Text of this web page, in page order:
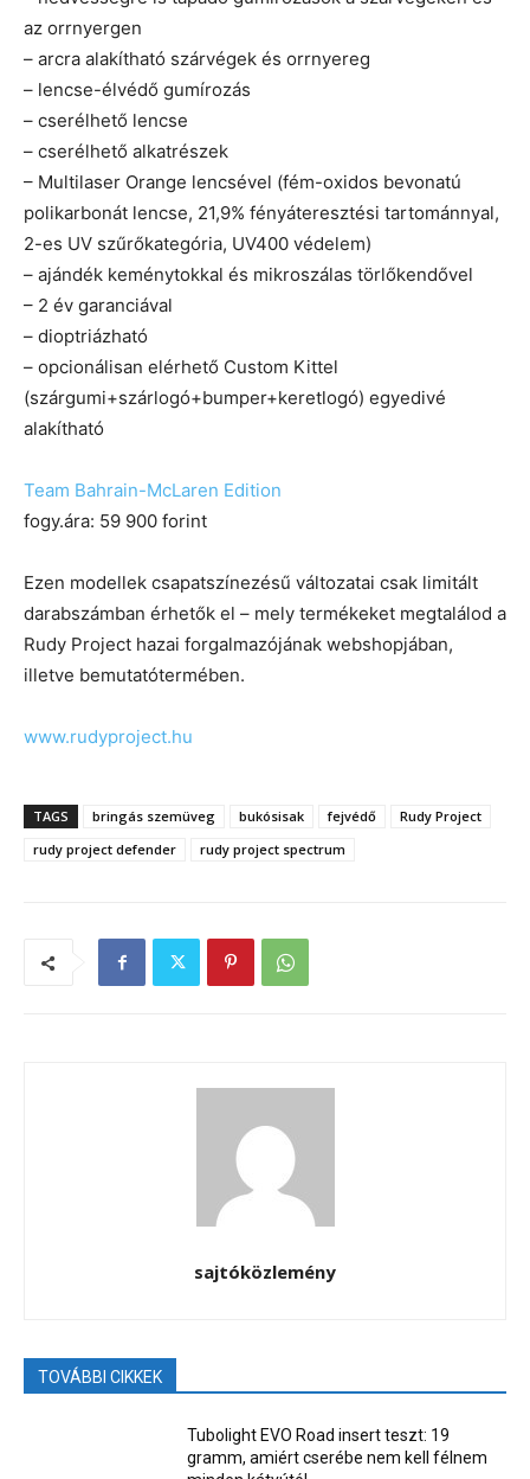
az orrnyergen
– arcra alakítható szárvégek és orrnyereg
– lencse-élvédő gumírozás
– cserélhető lencse
– cserélhető alkatrészek
– Multilaser Orange lencsével (fém-oxidos bevonatú
polikarbonát lencse, 21,9% fényáteresztési tartománnyal,
2-es UV szűrőkategória, UV400 védelem)
– ajándék keménytokkal és mikroszálas törlőkendővel
– 2 év garanciával
– dioptriázható
– opcionálisan elérhető Custom Kittel
(szárgumi+szárlogó+bumper+keretlogó) egyedivé
alakítható
Team Bahrain-McLaren Edition
fogy.ára: 59 900 forint
Ezen modellek csapatszínezésű változatai csak limitált
darabszámban érhetők el – mely termékeket megtalálod a
Rudy Project hazai forgalmazójának webshopjában,
illetve bemutatótermében.
www.rudyproject.hu
TAGS bringás szemüveg bukósisak fejvédő
Rudy Project
rudy project defender
rudy project spectrum
sajtóközlemény
TOVÁBBI CIKKEK
Tubolight EVO Road insert teszt: 19
gramm, amiért cserébe nem kell félnem